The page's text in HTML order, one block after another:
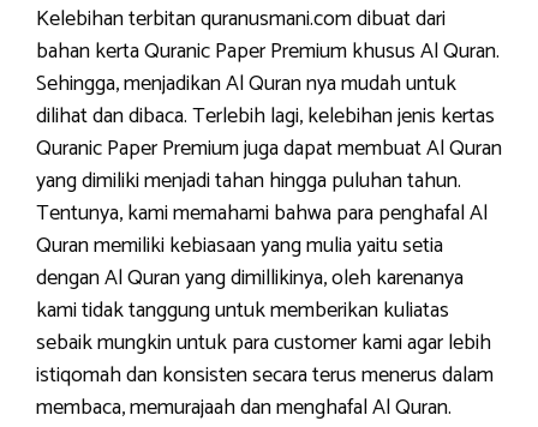
Kelebihan terbitan quranusmani.com dibuat dari
bahan kerta Quranic Paper Premium khusus Al Quran.
Sehingga, menjadikan Al Quran nya mudah untuk
dilihat dan dibaca. Terlebih lagi, kelebihan jenis kertas
Quranic Paper Premium juga dapat membuat Al Quran
yang dimiliki menjadi tahan hingga puluhan tahun.
Tentunya, kami memahami bahwa para penghafal Al
Quran memiliki kebiasaan yang mulia yaitu setia
dengan Al Quran yang dimillikinya, oleh karenanya
kami tidak tanggung untuk memberikan kuliatas
sebaik mungkin untuk para customer kami agar lebih
istiqomah dan konsisten secara terus menerus dalam
membaca, memurajaah dan menghafal Al Quran.